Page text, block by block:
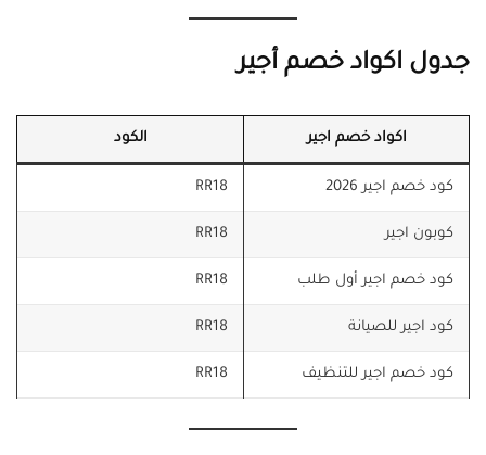
جدول اكواد خصم أجير
اكواد خصم اجير الكود
كود خصم اجير 2026 RR18
كوبون اجير RR18
كود خصم اجير أول طلب RR18
كود اجير للصيانة RR18
كود خصم اجير للتنظيف RR18